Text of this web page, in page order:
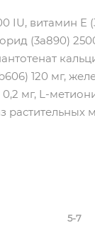
IU, витамин E
(3a890)
120 мг,
0,2 мг, L-
5-7